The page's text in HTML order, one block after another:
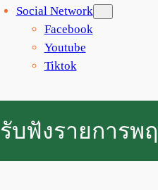
Social Network
Facebook
Youtube
Tiktok
รับฟังรายการพ